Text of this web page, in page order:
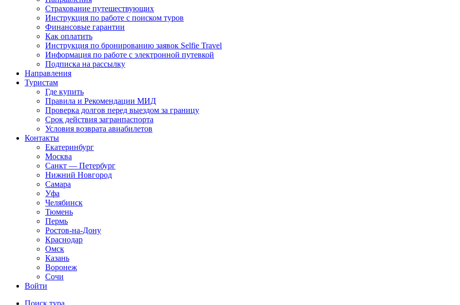
Страхование путешествующих
Инструкция по работе с поиском туров
Финансовые гарантии
Как оплатить
Инструкция по бронированию заявок Selfie Travel
Информация по работе с электронной путевкой
Подписка на рассылку
Направления
Туристам
Где купить
Правила и Рекомендации МИД
Проверка долгов перед выездом за границу
Срок действия загранпаспорта
Условия возврата авиабилетов
Контакты
Екатеринбург
Москва
Санкт — Петербург
Нижний Новгород
Самара
Уфа
Челябинск
Тюмень
Пермь
Ростов-на-Дону
Краснодар
Омск
Казань
Воронеж
Сочи
Войти
Поиск тура